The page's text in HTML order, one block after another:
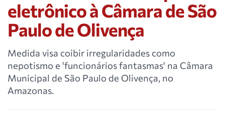
eletrônico à Câmara de São
Paulo de Olivença
Medida visa coibir irregularidades como
nepotismo e 'funcionários fantasmas' na Câmara
Municipal de São Paulo de Olivença, no
Amazonas.